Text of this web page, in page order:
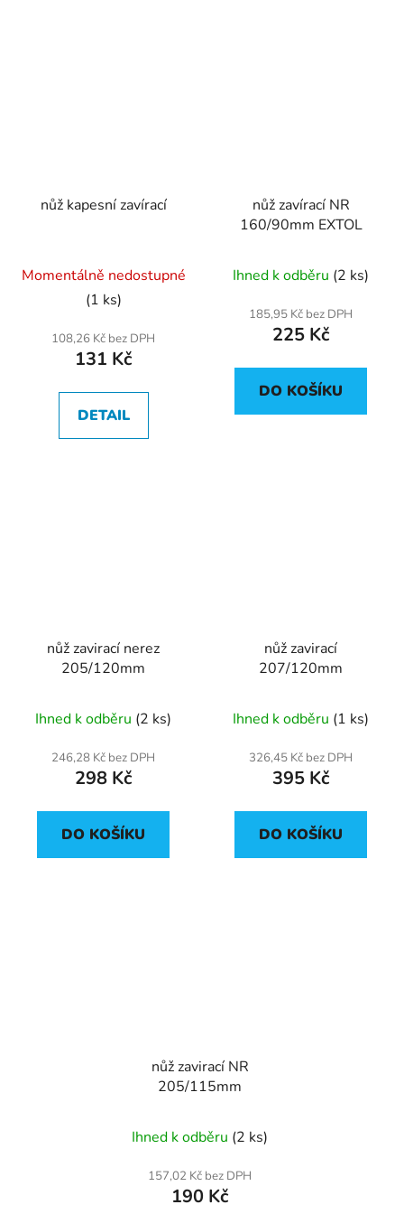
nůž kapesní zavírací
Momentálně nedostupné
(1 ks)
108,26 Kč bez DPH
131 Kč
DETAIL
nůž zavírací NR
160/90mm EXTOL
Ihned k odběru (2 ks)
185,95 Kč bez DPH
225 Kč
DO KOŠÍKU
nůž zavirací nerez
205/120mm
Ihned k odběru (2 ks)
246,28 Kč bez DPH
298 Kč
DO KOŠÍKU
nůž zavirací
207/120mm
Ihned k odběru (1 ks)
326,45 Kč bez DPH
395 Kč
DO KOŠÍKU
nůž zavirací NR
205/115mm
Ihned k odběru (2 ks)
157,02 Kč bez DPH
190 Kč